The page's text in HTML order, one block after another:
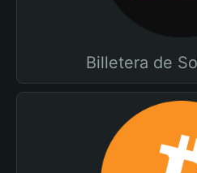
Billetera de